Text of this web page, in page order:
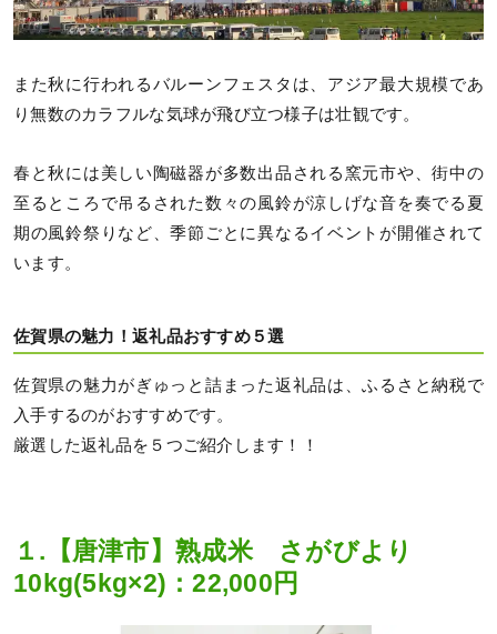
また秋に行われるバルーンフェスタは、アジア最大規模であ
り無数のカラフルな気球が飛び立つ様子は壮観です。
春と秋には美しい陶磁器が多数出品される窯元市や、街中の
至るところで吊るされた数々の風鈴が涼しげな音を奏でる夏
期の風鈴祭りなど、季節ごとに異なるイベントが開催されて
います。
佐賀県の魅力！返礼品おすすめ５選
佐賀県の魅力がぎゅっと詰まった返礼品は、ふるさと納税で
入手するのがおすすめです。
厳選した返礼品を５つご紹介します！！
１.【唐津市】熟成米 さがびより
10kg(5kg×2)：22,000円